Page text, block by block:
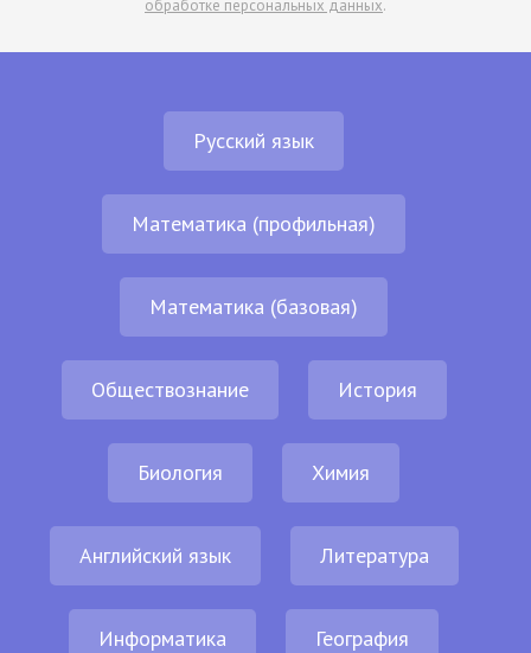
обработке персональных данных.
Русский язык
Математика (профильная)
Математика (базовая)
Обществознание История
Биология Химия
Английский язык Литература
Информатика География